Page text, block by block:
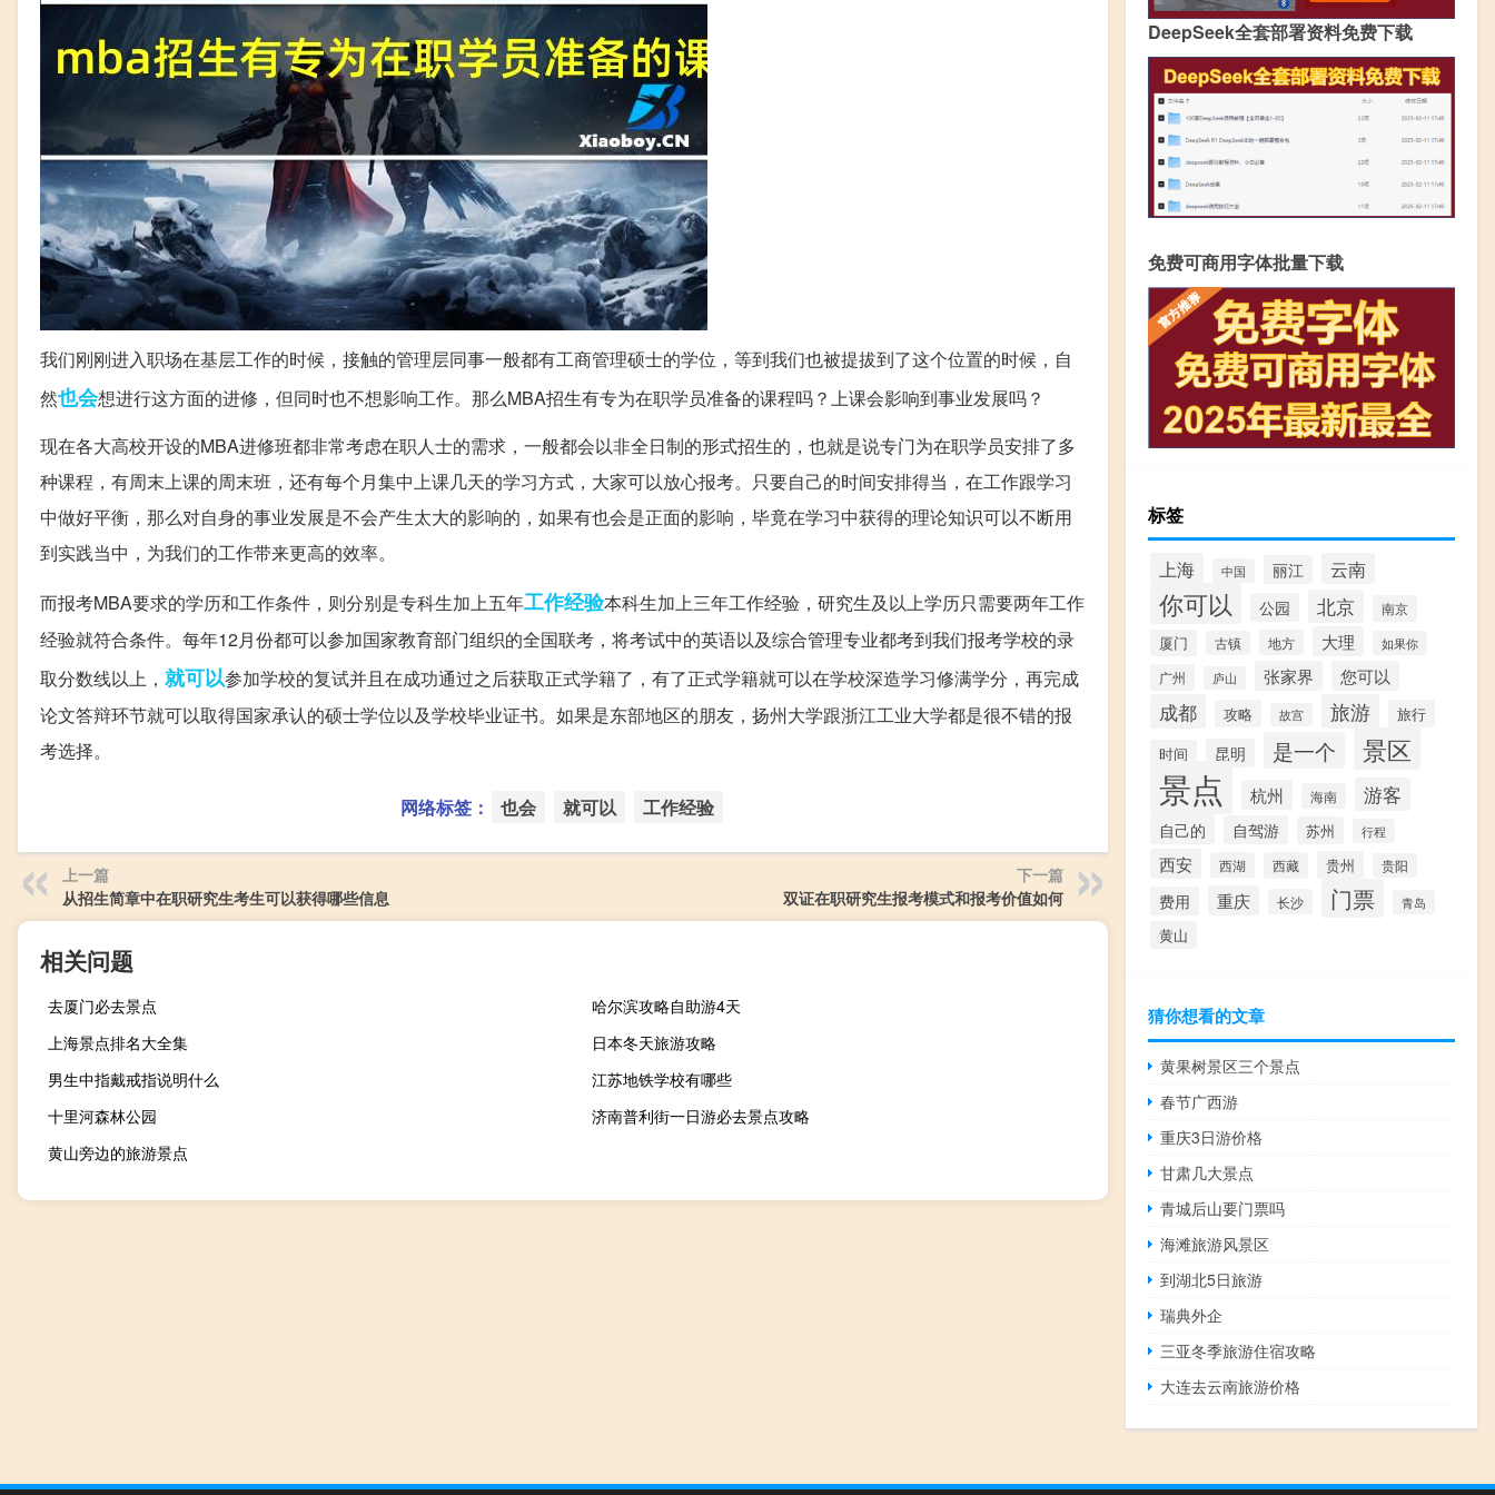
我们刚刚进入职场在基层工作的时候，接触的管理层同事一般都有工商管理硕士的学位，等到我们也被提拔到了这个位置的时候，自
然也会想进行这方面的进修，但同时也不想影响工作。那么MBA招生有专为在职学员准备的课程吗？上课会影响到事业发展吗？
现在各大高校开设的MBA进修班都非常考虑在职人士的需求，一般都会以非全日制的形式招生的，也就是说专门为在职学员安排了多
种课程，有周末上课的周末班，还有每个月集中上课几天的学习方式，大家可以放心报考。只要自己的时间安排得当，在工作跟学习
中做好平衡，那么对自身的事业发展是不会产生太大的影响的，如果有也会是正面的影响，毕竟在学习中获得的理论知识可以不断用
到实践当中，为我们的工作带来更高的效率。
而报考MBA要求的学历和工作条件，则分别是专科生加上五年工作经验本科生加上三年工作经验，研究生及以上学历只需要两年工作
经验就符合条件。每年12月份都可以参加国家教育部门组织的全国联考，将考试中的英语以及综合管理专业都考到我们报考学校的录
取分数线以上， 就可以参加学校的复试并且在成功通过之后获取正式学籍了，有了正式学籍就可以在学校深造学习修满学分，再完成
论文答辩环节就可以取得国家承认的硕士学位以及学校毕业证书。如果是东部地区的朋友，扬州大学跟浙江工业大学都是很不错的报
考选择。
网络标签： 也会 就可以 工作经验
上一篇
从招生简章中在职研究生考生可以获得哪些信息
下一篇
双证在职研究生报考模式和报考价值如何
相关问题
去厦门必去景点
哈尔滨攻略自助游4天
上海景点排名大全集
日本冬天旅游攻略
男生中指戴戒指说明什么
江苏地铁学校有哪些
十里河森林公园
济南普利街一日游必去景点攻略
黄山旁边的旅游景点
DeepSeek全套部署资料免费下载
免费可商用字体批量下载
标签
上海 中国 丽江 云南
你可以 公园 北京
南京
厦门
古镇 地方 大理 如果你
广州 庐山 张家界 您可以
成都 攻略 故宫 旅游
旅行
时间
昆明 是一个 景区
景点 杭州 海南 游客
自己的 自驾游 苏州 行程
西安 西湖 西藏 贵州 贵阳
费用 重庆 长沙 门票 青岛
黄山
猜你想看的文章
黄果树景区三个景点
春节广西游
重庆3日游价格
甘肃几大景点
青城后山要门票吗
海滩旅游风景区
到湖北5日旅游
瑞典外企
三亚冬季旅游住宿攻略
大连去云南旅游价格